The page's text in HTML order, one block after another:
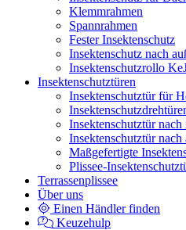
Klemmrahmen
Spannrahmen
Fester Insektenschutz
Insektenschutz nach
Insektenschutzrollo
Insektenschutztüren
Insektenschutztür für
Insektenschutztür
Insektenschutztür
Maßgefertigte
Plissee-
Terrassenplissee
Über uns
Einen Händler finden
Keuzehulp